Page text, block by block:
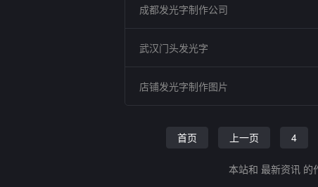
成都发光字制作公司
武汉门头发光字
店铺发光字制作图片
首页 上一页 4
本站和 最新资讯 的